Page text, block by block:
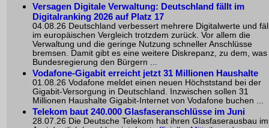
Versagen Digitale Verwaltung: Deutschland fällt im
Digitalranking 2026 auf Platz 17
04.08.26 Deutschland verbessert mehrere Digitalwerte und
im europäischen Vergleich trotzdem zurück. Vor allem die
Verwaltung und die geringe Nutzung schneller Anschlüsse
bremsen. Damit gibt es eine weitere Diskrepanz, zu dem, was
Bundesregierung den Bürgern ...
Vodafone-Gigabit erreicht jetzt 31 Millionen Haushalte
01.08.26 Vodafone meldet einen neuen Höchststand bei der
Gigabit-Versorgung in Deutschland. Inzwischen sollen 31
Millionen Haushalte Gigabit-Internet von Vodafone buchen ...
Telekom baut 240.000 Glasfaseranschlüsse im Juni
28.07.26 Die Deutsche Telekom hat ihren Glasfaserausbau im